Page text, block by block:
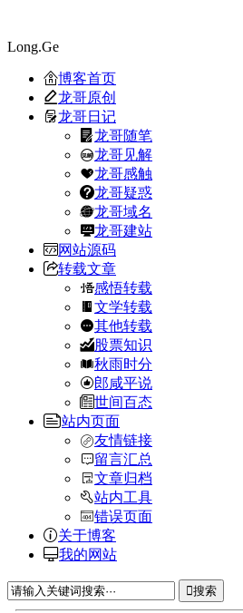
Long.Ge
博客首页
龙哥原创
龙哥日记
龙哥随笔
龙哥见解
龙哥感触
龙哥疑惑
龙哥域名
龙哥建站
网站源码
转载文章
感悟转载
文学转载
其他转载
股票知识
秋雨时分
郎咸平说
世间百态
站内页面
友情链接
留言汇总
文章归档
站内工具
错误页面
关于博客
我的网站
搜索